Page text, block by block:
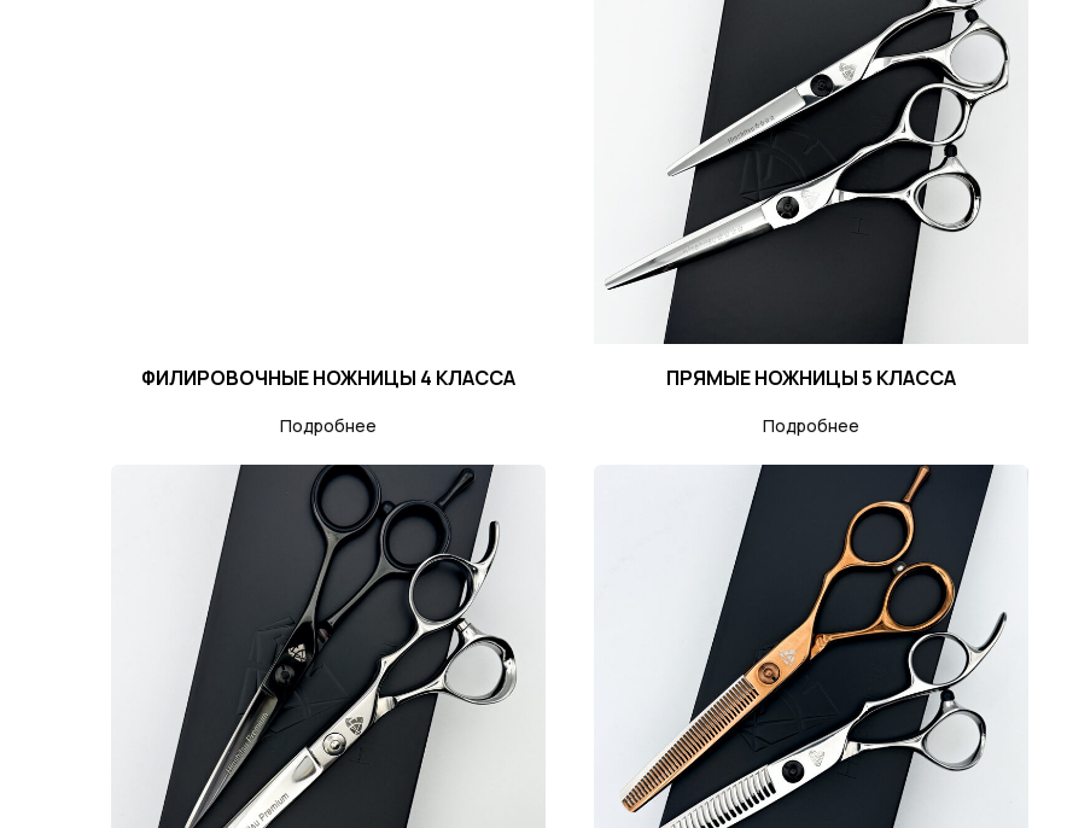
ФИЛИРОВОЧНЫЕ НОЖНИЦЫ 4 КЛАССА
Подробнее
ПРЯМЫЕ НОЖНИЦЫ 5 КЛАССА
Подробнее